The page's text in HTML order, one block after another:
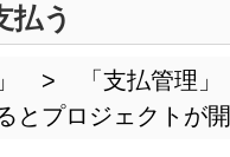
払う
」 > 「支払管理」
とプロジェクトが